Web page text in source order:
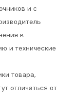
и с
в
и технические
товара,
отличаться от